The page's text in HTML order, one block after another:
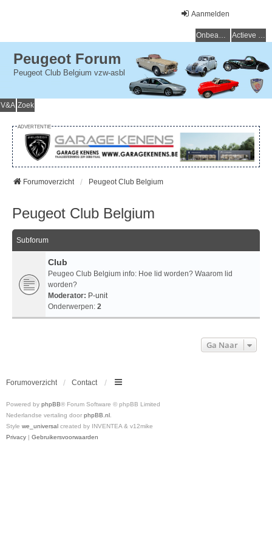
Aanmelden
Onbeantwoorde onderwerpen Actieve onderwerpen
Peugeot Forum
Peugeot Club Belgium vzw-asbl
V&A Zoek
ADVERTENTIE
Forumoverzicht Peugeot Club Belgium
Peugeot Club Belgium
Subforum
Club
Peugeo Club Belgium info: Hoe lid worden? Waarom lid
worden?
Moderator: P-unit
Onderwerpen: 2
Ga Naar
Forumoverzicht Contact
Powered by phpBB® Forum Software © phpBB Limited
Nederlandse vertaling door phpBB.nl.
Style we_universal created by INVENTEA & v12mike
Privacy | Gebruikersvoorwaarden